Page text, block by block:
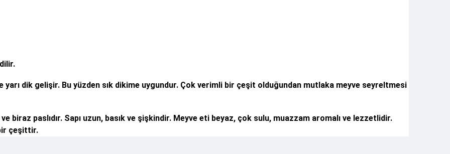
dik gelişir. Bu yüzden sık dikime uygundur. Çok verimli bir çeşit olduğundan mutlaka meyve seyreltmesi
biraz paslıdır. Sapı uzun, basık ve şişkindir. Meyve eti beyaz, çok sulu, muazzam aromalı ve lezzetlidir.
çeşittir.